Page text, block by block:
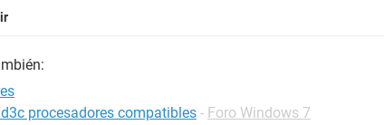
procesadores compatibles - Foro Windows 7